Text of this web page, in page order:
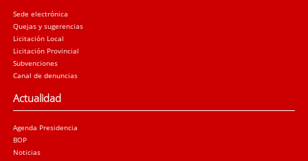
Sede electrónica
Quejas y sugerencias
Licitación Local
Licitación Provincial
Subvenciones
Canal de denuncias
Actualidad
Agenda Presidencia
BOP
Noticias